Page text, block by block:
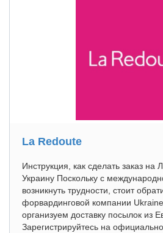
La Redoute
Инструкция, как сделать заказ на
Украину Поскольку с
возникнуть трудности, стоит
форвардинговой компании
организуем доставку посылок из
Зарегистрируйтесь на